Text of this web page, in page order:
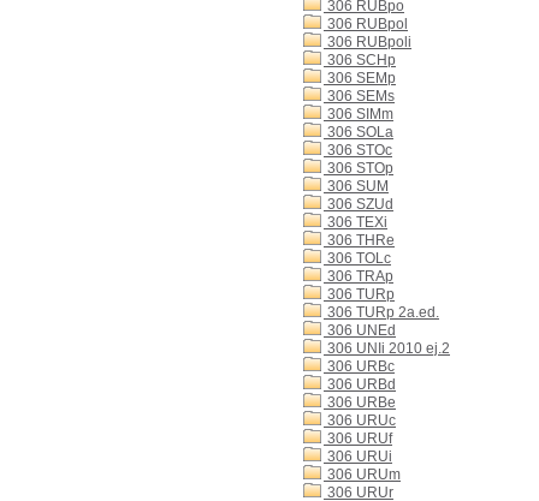
306 RUBpo
306 RUBpol
306 RUBpoli
306 SCHp
306 SEMp
306 SEMs
306 SIMm
306 SOLa
306 STOc
306 STOp
306 SUM
306 SZUd
306 TEXi
306 THRe
306 TOLc
306 TRAp
306 TURp
306 TURp 2a.ed.
306 UNEd
306 UNIi 2010 ej.2
306 URBc
306 URBd
306 URBe
306 URUc
306 URUf
306 URUi
306 URUm
306 URUr